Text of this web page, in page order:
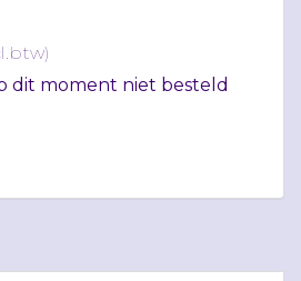
)
dit moment niet besteld